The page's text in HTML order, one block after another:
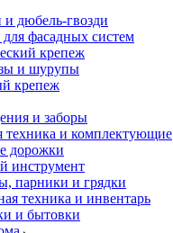
дюбель-гвозди
фасадных систем
крепеж
и шурупы
крепеж
и заборы
техника и комплектующие
дорожки
инструмент
парники и грядки
техника и инвентарь
и бытовки